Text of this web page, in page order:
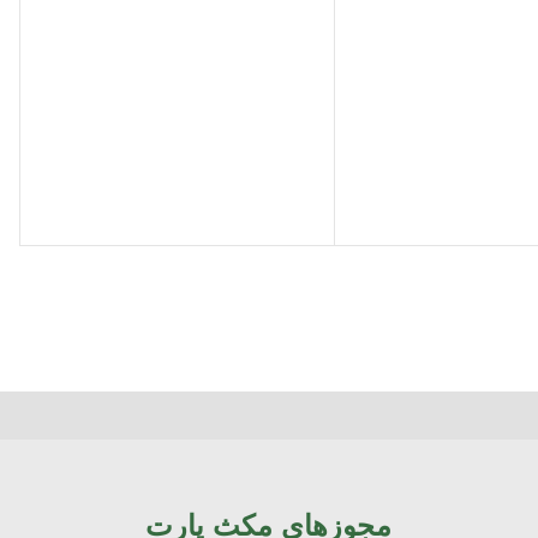
مجوزهای مکث پارت